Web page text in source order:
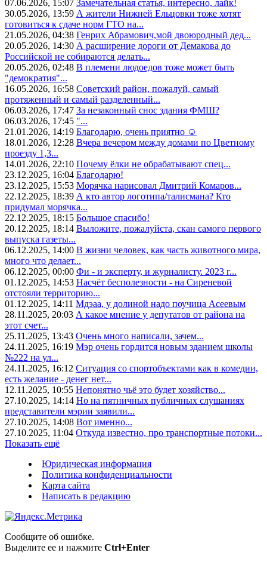
07.06.2026, 15:07 Замечательная статья, интересно, лайк!
30.05.2026, 13:59 А жители Нижней Ельцовки тоже хотят
готовиться к сдаче норм ГТО на...
21.05.2026, 04:38 Генрих Абрамович,мой двоюродный дед...
20.05.2026, 14:30 А расширение дороги от Демакова до
Российской не собираются делать...
20.05.2026, 02:48 В племени людоедов тоже может быть
"демократия"...
16.05.2026, 16:58 Советский район, пожалуй, самый
протяженный и самый разделенный...
06.03.2026, 17:47 За незаконный снос здания ФМШ?
06.03.2026, 17:45 "...
21.01.2026, 14:19 Благодарю, очень приятно ☺️
18.01.2026, 12:28 Вчера вечером между домами по Цветному
проезду 1,3...
14.01.2026, 22:10 Почему ёлки не обрабатывают спец...
23.12.2025, 16:04 Благодарю!
23.12.2025, 15:53 Морячка нарисовал Дмитрий Комаров...
22.12.2025, 18:39 А кто автор логотипа/талисмана? Кто
придумал морячка...
22.12.2025, 18:15 Большое спасибо!
20.12.2025, 18:14 Выложите, пожалуйста, скан самого первого
выпуска газеты...
06.12.2025, 14:00 В жизни человек, как часть животного мира,
много что делает...
06.12.2025, 00:00 Фи - и эксперту, и журналисту. 2023 г...
01.12.2025, 14:53 Насчёт бесполезности - на Сиреневой
отстояли территорию...
01.12.2025, 14:11 Мдэаа, у долиной надо поучица Асеевым
28.11.2025, 20:03 А какое мнение у депутатов от района на
этот счет...
25.11.2025, 13:43 Очень много написали, зачем...
24.11.2025, 16:19 Мэр очень гордится новым зданием школы
№222 на ул...
24.11.2025, 16:12 Ситуация со спортобъектами как в комедии,
есть желание - денег нет...
12.11.2025, 10:55 Непонятно чьё это будет хозяйство...
27.10.2025, 14:14 Но на пятничных публичных слушаниях
представители мэрии заявили...
27.10.2025, 14:08 Вот именно...
27.10.2025, 11:04 Откуда известно, про транспортные потоки...
Показать ещё
Юридическая информация
Политика конфиденциальности
Карта сайта
Написать в редакцию
Сообщите об ошибке.
Выделите ее и нажмите Ctrl+Enter